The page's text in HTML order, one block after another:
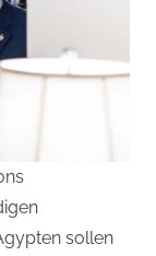
sollen